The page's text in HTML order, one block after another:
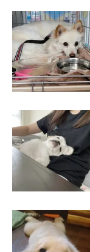
銀